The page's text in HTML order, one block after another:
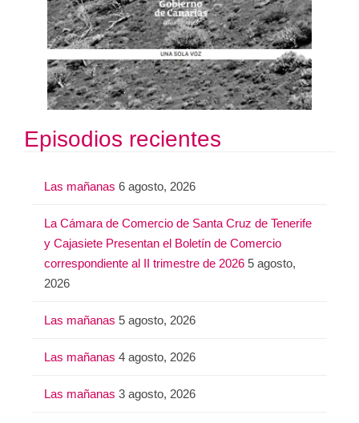
Episodios recientes
Las mañanas 6 agosto, 2026
La Cámara de Comercio de Santa Cruz de Tenerife
y Cajasiete Presentan el Boletín de Comercio
correspondiente al II trimestre de 2026 5 agosto,
2026
Las mañanas 5 agosto, 2026
Las mañanas 4 agosto, 2026
Las mañanas 3 agosto, 2026